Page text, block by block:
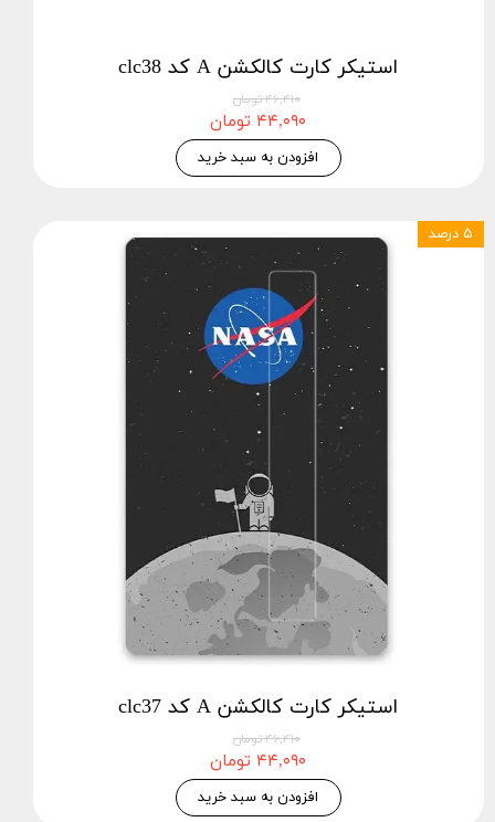
استیکر کارت کالکشن A کد clc38
۴۶,۴۱۰ تومان
۴۴,۰۹۰ تومان
افزودن به سبد خرید
استیکر کارت کالکشن A کد clc37
۴۶,۴۱۰ تومان
۴۴,۰۹۰ تومان
افزودن به سبد خرید
۵ درصد